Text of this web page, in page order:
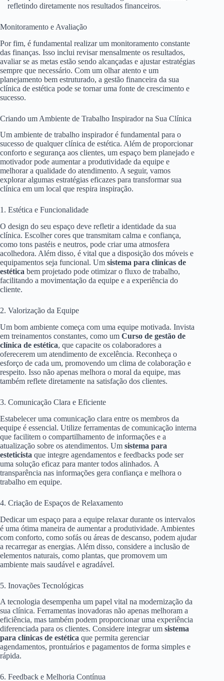
refletindo diretamente nos resultados financeiros.
Monitoramento e Avaliação
Por fim, é fundamental realizar um monitoramento constante
das finanças. Isso inclui revisar mensalmente os resultados,
avaliar se as metas estão sendo alcançadas e ajustar estratégias
sempre que necessário. Com um olhar atento e um
planejamento bem estruturado, a gestão financeira da sua
clínica de estética pode se tornar uma fonte de crescimento e
sucesso.
Criando um Ambiente de Trabalho Inspirador na Sua Clínica
Um ambiente de trabalho inspirador é fundamental para o
sucesso de qualquer clínica de estética. Além de proporcionar
conforto e segurança aos clientes, um espaço bem planejado e
motivador pode aumentar a produtividade da equipe e
melhorar a qualidade do atendimento. A seguir, vamos
explorar algumas estratégias eficazes para transformar sua
clínica em um local que respira inspiração.
1. Estética e Funcionalidade
O design do seu espaço deve refletir a identidade da sua
clínica. Escolher cores que transmitam calma e confiança,
como tons pastéis e neutros, pode criar uma atmosfera
acolhedora. Além disso, é vital que a disposição dos móveis e
equipamentos seja funcional. Um sistema para clínicas de
estética bem projetado pode otimizar o fluxo de trabalho,
facilitando a movimentação da equipe e a experiência do
cliente.
2. Valorização da Equipe
Um bom ambiente começa com uma equipe motivada. Invista
em treinamentos constantes, como um Curso de gestão de
clínica de estética, que capacite os colaboradores a
oferecerem um atendimento de excelência. Reconheça o
esforço de cada um, promovendo um clima de colaboração e
respeito. Isso não apenas melhora o moral da equipe, mas
também reflete diretamente na satisfação dos clientes.
3. Comunicação Clara e Eficiente
Estabelecer uma comunicação clara entre os membros da
equipe é essencial. Utilize ferramentas de comunicação interna
que facilitem o compartilhamento de informações e a
atualização sobre os atendimentos. Um sistema para
esteticista que integre agendamentos e feedbacks pode ser
uma solução eficaz para manter todos alinhados. A
transparência nas informações gera confiança e melhora o
trabalho em equipe.
4. Criação de Espaços de Relaxamento
Dedicar um espaço para a equipe relaxar durante os intervalos
é uma ótima maneira de aumentar a produtividade. Ambientes
com conforto, como sofás ou áreas de descanso, podem ajudar
a recarregar as energias. Além disso, considere a inclusão de
elementos naturais, como plantas, que promovem um
ambiente mais saudável e agradável.
5. Inovações Tecnológicas
A tecnologia desempenha um papel vital na modernização da
sua clínica. Ferramentas inovadoras não apenas melhoram a
eficiência, mas também podem proporcionar uma experiência
diferenciada para os clientes. Considere integrar um sistema
para clínicas de estética que permita gerenciar
agendamentos, prontuários e pagamentos de forma simples e
rápida.
6. Feedback e Melhoria Contínua